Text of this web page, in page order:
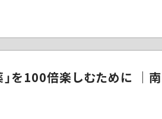
」を100倍楽しむために ｜南